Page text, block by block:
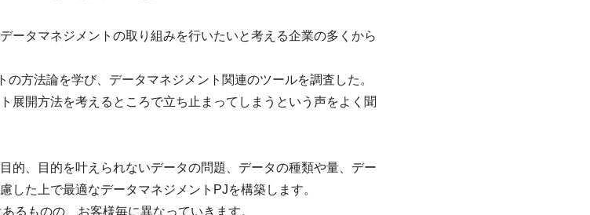
データマネジメントの取り組みを行いたいと考える企業の多くから
方法論を学び、 データマネジメント関連のツールを調査した。
展開方法を考えるところで立ち止まってしまうという声をよく聞
的、 目的を叶えられないデータの問題、データの種類や量、 デー
した上で最適なデータマネジメントPJを構築します。
るものの、 お客様毎に異なっていきます。